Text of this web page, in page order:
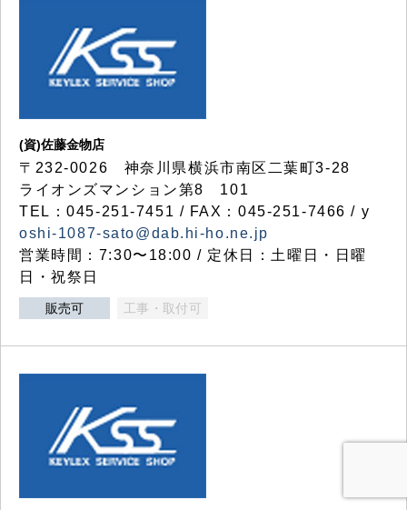
(資)佐藤金物店
〒232-0026 神奈川県横浜市南区二葉町3-28
ライオンズマンション第8 101
TEL：045-251-7451 / FAX：045-251-7466 / y
oshi-1087-sato@dab.hi-ho.ne.jp
営業時間：7:30〜18:00 / 定休日：土曜日・日曜
日・祝祭日
販売可 工事・取付可